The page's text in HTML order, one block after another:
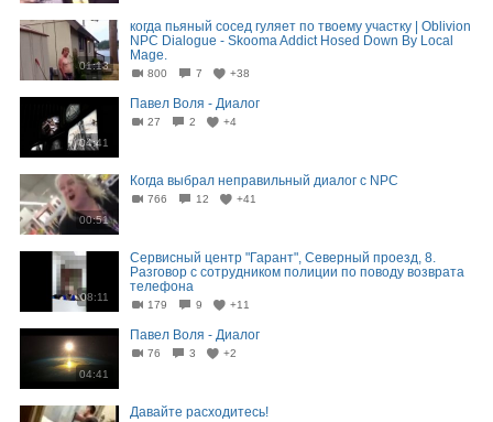
01:13
когда пьяный сосед гуляет по твоему участку | Oblivion
NPC Dialogue - Skooma Addict Hosed Down By Local
Mage.
800 7 +38
04:41
Павел Воля - Диалог
27 2 +4
00:51
Когда выбрал неправильный диалог с NPC
766 12 +41
08:11
Сервисный центр "Гарант", Северный проезд, 8.
Разговор с сотрудником полиции по поводу возврата
телефона
179 9 +11
04:41
Павел Воля - Диалог
76 3 +2
Давайте расходитесь!